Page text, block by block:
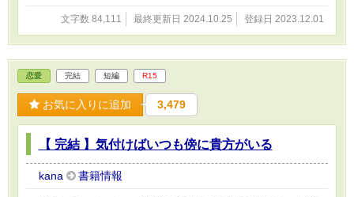
文字数 84,111 最終更新日 2024.10.25 登録日 2023.12.01
恋愛 完結 短編 R15
お気に入りに追加 3,479
【 完結 】気付けばいつも傍に貴方がいる
kana 書籍情報